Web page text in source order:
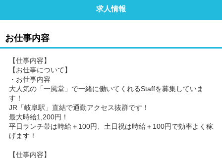
求人情報
お仕事内容
【仕事内容】
【お仕事について】
・お仕事内容
大人気の「一風堂」で一緒に働いてくれるStaffを募集していま
す！
JR「岐阜駅」直結で通勤アクセス抜群です！
最大時給1,200円！
平日ランチ帯は時給＋100円、土日祝は時給＋100円で効率よく稼
げます！
【仕事内容】